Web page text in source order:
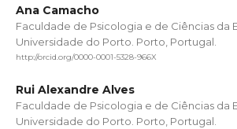
Ana Camacho
Faculdade de Psicologia e de Ciências da
Universidade do Porto. Porto, Portugal.
http://orcid.org/0000-0001-5328-966X
Rui Alexandre Alves
Faculdade de Psicologia e de Ciências da
Universidade do Porto. Porto, Portugal.